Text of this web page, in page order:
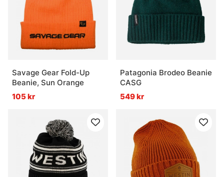
Savage Gear Fold-Up
Beanie, Sun Orange
105 kr
Patagonia Brodeo Beanie
CASG
549 kr